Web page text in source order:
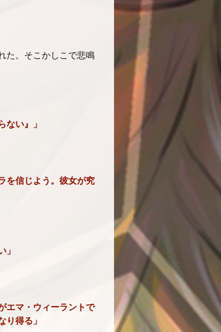
た。そこかしこで悲鳴
ない』」
を信じよう。彼女が究
」
エマ・ウィーラントで
得る」